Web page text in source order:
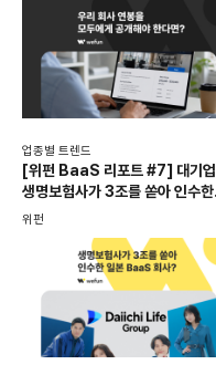
업종별 트렌드
[위펀 BaaS 리포트 #7] 대기업
생명보험사가 3조를 쏟아 인수한
일본 BaaS 회사의 정체는?
위펀